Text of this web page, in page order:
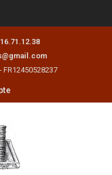
FR12450528237